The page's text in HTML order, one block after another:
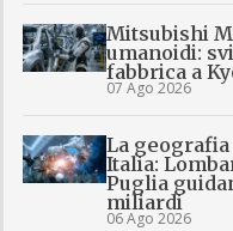
Mitsubishi
umanoidi:
fabbrica a
07 Ago 2026
La
Italia:
Puglia
miliardi
06 Ago 2026